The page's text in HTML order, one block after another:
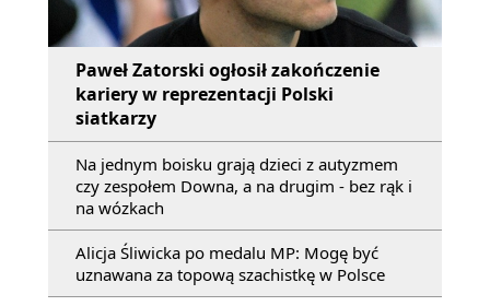
Paweł Zatorski ogłosił zakończenie
kariery w reprezentacji Polski
siatkarzy
Na jednym boisku grają dzieci z autyzmem
czy zespołem Downa, a na drugim - bez rąk i
na wózkach
Alicja Śliwicka po medalu MP: Mogę być
uznawana za topową szachistkę w Polsce